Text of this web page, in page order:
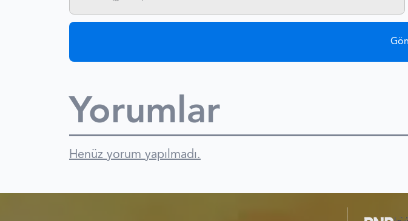
Yorumlar
Henüz yorum yapılmadı.